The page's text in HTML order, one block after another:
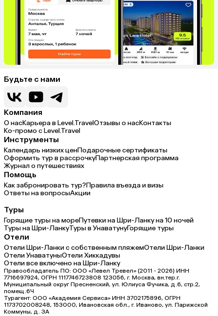
Будьте с нами
Компания
О насКарьера в Level.TravelОтзывы о насКонтакты
Ко-промо с Level.Travel
Инструменты
Календарь низких ценПодарочные сертификаты
Оформить тур в рассрочкуПартнерская программа
Журнал о путешествиях
Помощь
Как забронировать тур?Правила въезда и визы
Ответы на вопросыАкции
Туры
Горящие туры на мореПутевки на Шри-Ланку на 10 ночей
Туры на Шри-ЛанкуТуры в УнаватунуГорящие туры
Отели
Отели Шри-Ланки с собственным пляжемОтели Шри-Ланки
Отели УнаватуныОтели Хиккадувы
Отели все включено на Шри-Ланку
Правообладатель ПО: ООО «Левел Тревел» (2011 - 2026) ИНН
7716697924, ОГРН 1117746723808 123056, г. Москва, вн.тер.г.
Муниципальный округ Пресненский, ул. Юлиуса Фучика, д.6, стр.2,
помещ.6Ч
Турагент: ООО «Академия Сервиса» ИНН 3702175896, ОГРН
1173702008248, 153000, Ивановская обл., г. Иваново, ул. Парижской
Коммуны, д. ЗА